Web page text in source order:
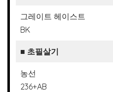
그레이트 헤이스트
BK
■ 초필살기
농선
236+AB